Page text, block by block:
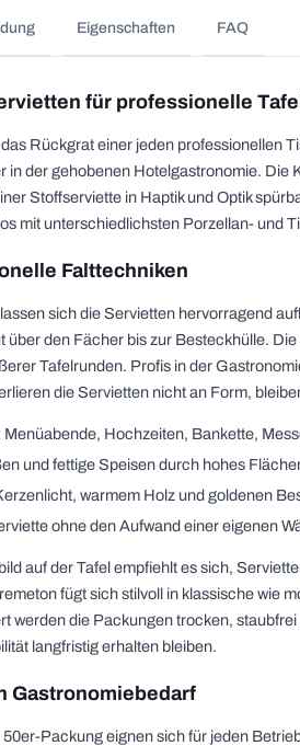
Eigenschaften FAQ
für professionelle
Rückgrat einer jeden professionellen
in der gehobenen Hotelgastronomie.
Stoffserviette in Haptik und Optik
mit unterschiedlichsten Porzellan- und
Falttechniken
sich die Servietten hervorragend
über den Fächer bis zur Besteckhülle.
Tafelrunden. Profis in der
die Servietten nicht an Form,
Hochzeiten, Bankette,
und fettige Speisen durch hohes
warmem Holz und goldenen
ohne den Aufwand einer eigenen
auf der Tafel empfiehlt es sich,
fügt sich stilvoll in klassische wie
werden die Packungen trocken,
langfristig erhalten bleiben.
Gastronomiebedarf
Packung eignen sich für jeden